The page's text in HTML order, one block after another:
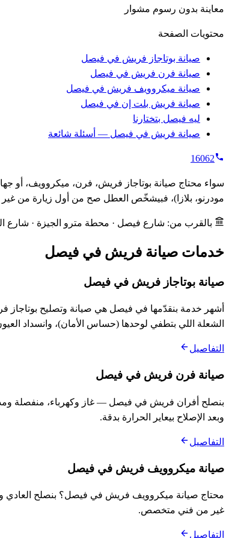
معاينة بدون رسوم مشوار
محتويات الصفحة
صيانة بوتاجاز فريش في فيصل
صيانة فرن فريش في فيصل
صيانة ميكروويف فريش في فيصل
صيانة فريش بلت إن في فيصل
ليه فيصل بتختارنا
صيانة فريش في فيصل — أسئلة شائعة
16062
مودرنو، بلازا)، فبيشخّص العطل صح من أول زيارة من
بالقرب من: شارع فيصل · محطة مترو الجيزة · شارع
خدمات صيانة فريش في فيصل
صيانة بوتاجاز فريش في فيصل
الشعلة اللي بتطفي لوحدها (حساس الأمان)، وانسداد
التفاصيل
صيانة فرن فريش في فيصل
بنصلح أفران فريش في فيصل — غاز وكهرباء، منفصلة
وبعد الإصلاح بيعاير الحرارة بدقة.
التفاصيل
صيانة ميكروويف فريش في فيصل
محتاج صيانة ميكروويف فريش في فيصل؟ بنصلح العادي
غير من فني متخصص.
التفاصيل